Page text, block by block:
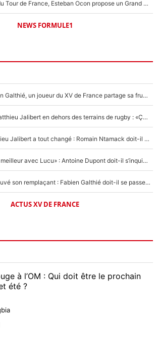
Comme pour le final du Tour de France, Esteban Ocon propose un Grand Prix de Formule 1 à Paris : «Autour de l’Arc de Triomphe, ce serait génial» !
NEWS FORMULE1
Mis de côté par Fabien Galthié, un joueur du XV de France partage sa frustration : «ils ne me l’ont pas dit tout de suite»
La raison d'être de Matthieu Jalibert en dehors des terrains de rugby : «Ça m'atteint autant que si tu touches à un membre de ma famille»
XV de France - Matthieu Jalibert a tout changé : Romain Ntamack doit-il s’inquiéter pour sa place à un an de la Coupe du monde ?
«Le XV de France est meilleur avec Lucu» : Antoine Dupont doit-il s’inquiéter pour sa place ?
Le XV de France a trouvé son remplaçant : Fabien Galthié doit-il se passer d'Antoine Dupont ?
ACTUS XV DE FRANCE
à l’OM : Qui doit être le prochain
été ?